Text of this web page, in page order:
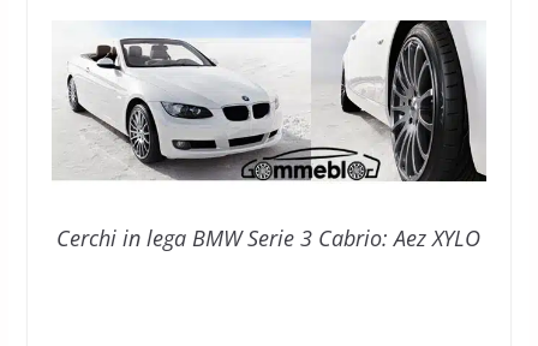
Cerchi in lega BMW Serie 3 Cabrio: Aez XYLO